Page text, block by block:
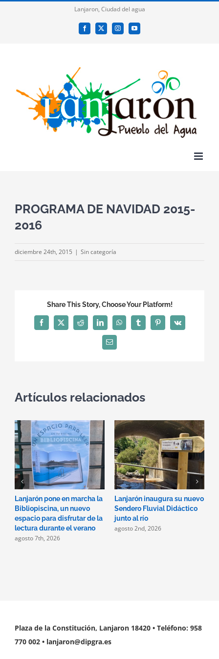
Lanjaron, Ciudad del agua
Facebook
X InstagramYouTube
PROGRAMA DE NAVIDAD 2015-
2016
diciembre 24th, 2015 | Sin categoría
Share This Story, Choose Your Platform!
Facebook
X Reddit LinkedInWhatsAppTumblrPinterest
Vk
Correo
electrónico
Artículos relacionados
Lanjarón pone en marcha la
Bibliopiscina, un nuevo
espacio para disfrutar de la
lectura durante el verano
agosto 7th, 2026
Lanjarón inaugura su nuevo
Sendero Fluvial Didáctico
junto al río
agosto 2nd, 2026
Plaza de la Constitución, Lanjaron 18420 • Teléfono: 958
770 002 • lanjaron@dipgra.es